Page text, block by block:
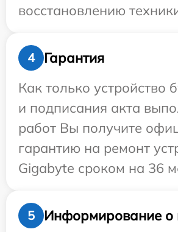
восстановлению
4
Гарантия
Как только устройство
и подписания акта
работ Вы получите
гарантию на ремонт
Gigabyte сроком на 36
5
Информирование о